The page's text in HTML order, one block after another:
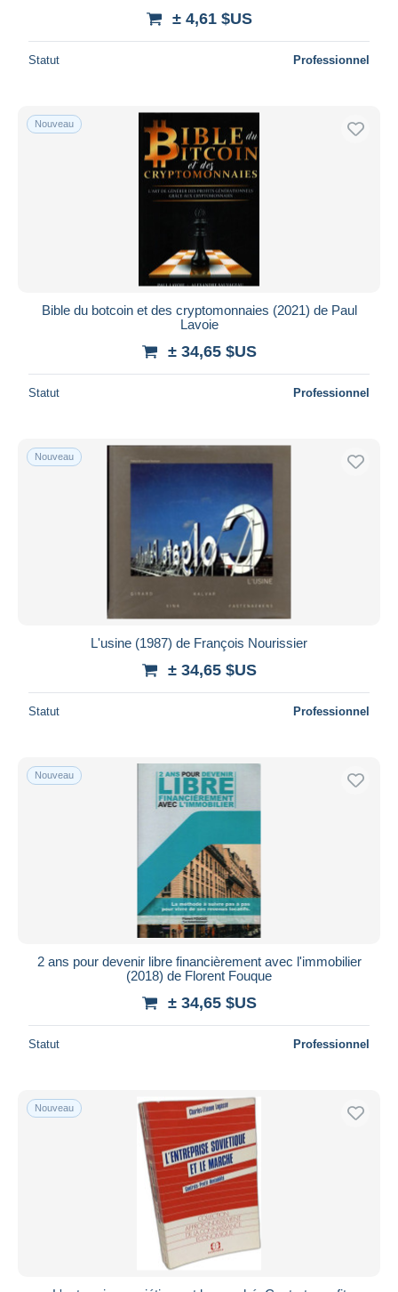
± 4,61 $US
Statut Professionnel
Nouveau
Bible du botcoin et des cryptomonnaies (2021) de Paul
Lavoie
± 34,65 $US
Statut Professionnel
Nouveau
L'usine (1987) de François Nourissier
± 34,65 $US
Statut Professionnel
Nouveau
2 ans pour devenir libre financièrement avec l'immobilier
(2018) de Florent Fouque
± 34,65 $US
Statut Professionnel
Nouveau